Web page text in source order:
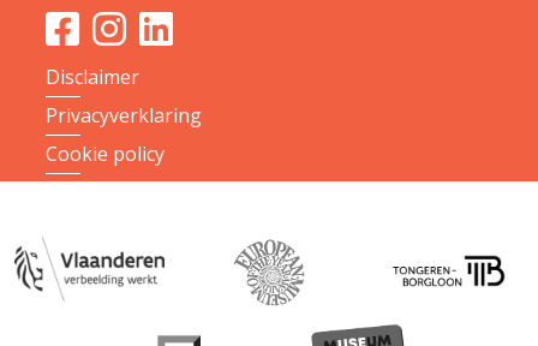
Disclaimer
Privacyverklaring
Cookie policy